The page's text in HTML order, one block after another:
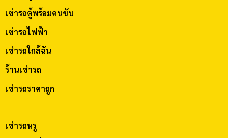
เช่ารถตู้พร้อมคนขับ
เช่ารถไฟฟ้า
เช่ารถใกล้ฉัน
ร้านเช่ารถ
เช่ารถราคาถูก
เช่ารถหรู